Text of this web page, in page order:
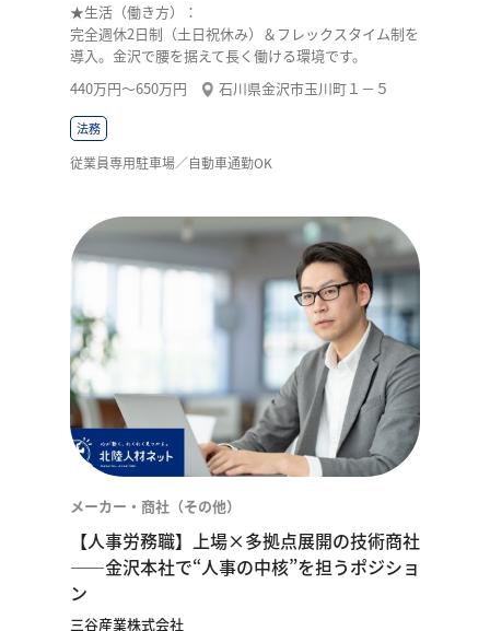
★生活（働き方）：
完全週休2日制（土日祝休み）＆フレックスタイム制を
導入。金沢で腰を据えて長く働ける環境です。
440万円〜650万円
石川県金沢市玉川町１－５
法務
従業員専用駐車場／自動車通勤OK
メーカー・商社（その他）
【人事労務職】上場×多拠点展開の技術商社
——金沢本社で“人事の中核”を担うポジショ
ン
三谷産業株式会社